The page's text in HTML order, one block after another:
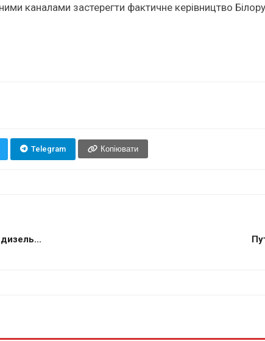
каналами застерегти фактичне керівництво
Telegram Копіювати